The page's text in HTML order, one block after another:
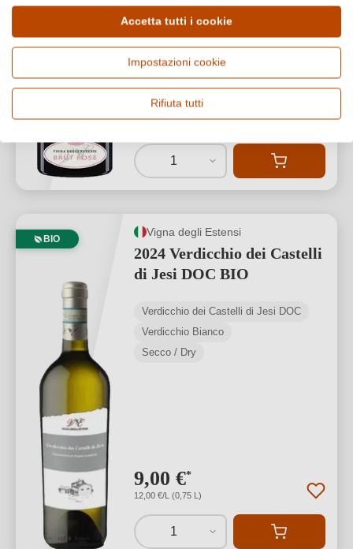
14,00 €*
1
BIO
Vigna degli Estensi
2024 Verdicchio dei Castelli
di Jesi DOC BIO
Verdicchio dei Castelli di Jesi DOC
Verdicchio Bianco
Secco / Dry
9,00 €*
12,00 €/L (0,75 L)
1
Accetta tutti i cookie
Impostazioni cookie
Rifiuta tutti